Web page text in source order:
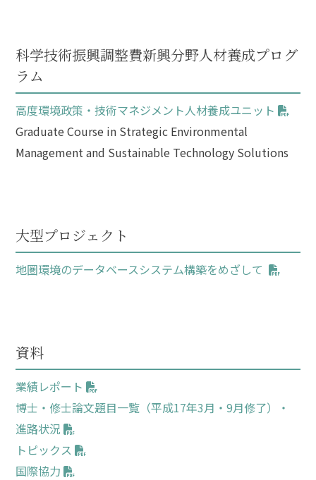
科学技術振興調整費新興分野人材養成プログ
ラム
高度環境政策・技術マネジメント人材養成ユニット
Graduate Course in Strategic Environmental
Management and Sustainable Technology Solutions
大型プロジェクト
地圏環境のデータベースシステム構築をめざして
資料
業績レポート
博士・修士論文題目一覧（平成17年3月・9月修了）・
進路状況
トピックス
国際協力